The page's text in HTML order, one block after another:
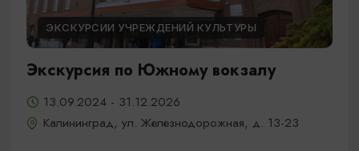
ЭКСКУРСИИ УЧРЕЖДЕНИЙ КУЛЬТУРЫ
Экскурсия по Южному вокзалу
13.09.2024 - 31.12.2026
Калининград, ул. Железнодорожная, д. 13-23